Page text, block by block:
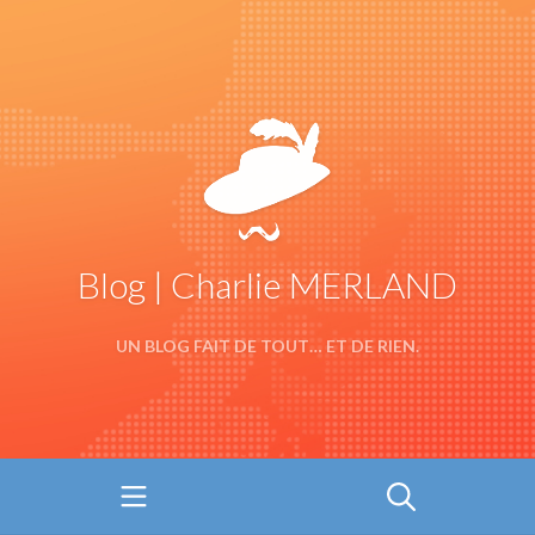
Blog | Charlie MERLAND
UN BLOG FAIT DE TOUT… ET DE RIEN.